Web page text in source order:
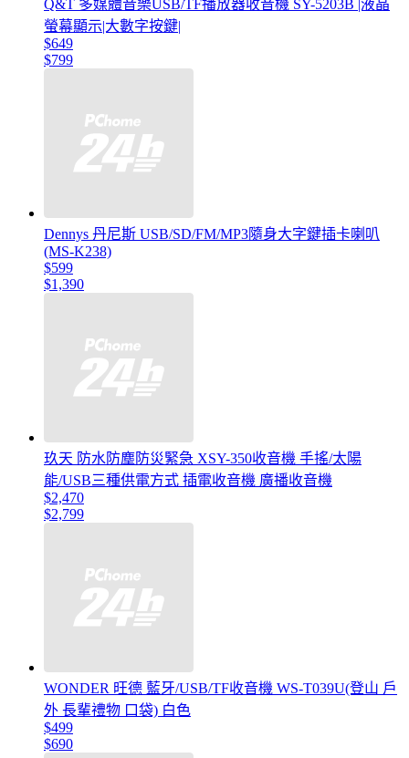
Q&T 多媒體音樂USB/TF播放器收音機 SY-5203B |液晶
螢幕顯示|大數字按鍵|
$649
$799
Dennys 丹尼斯 USB/SD/FM/MP3隨身大字鍵插卡喇叭
(MS-K238)
$599
$1,390
玖天 防水防塵防災緊急 XSY-350收音機 手搖/太陽
能/USB三種供電方式 插電收音機 廣播收音機
$2,470
$2,799
WONDER 旺德 藍牙/USB/TF收音機 WS-T039U(登山 戶
外 長輩禮物 口袋) 白色
$499
$690